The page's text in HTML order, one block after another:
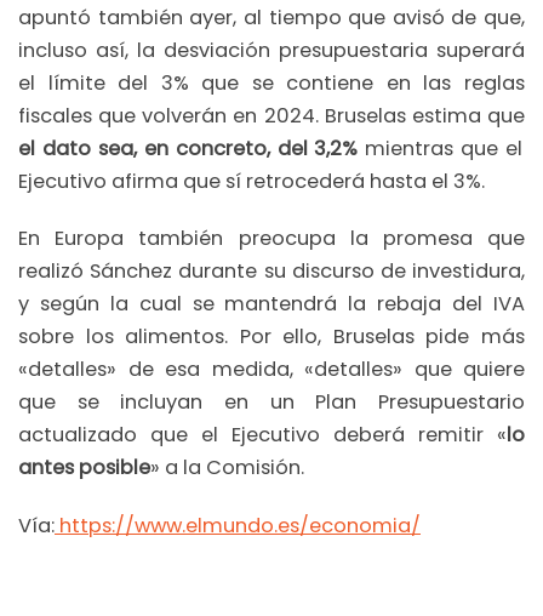
apuntó también ayer, al tiempo que avisó de que,
incluso así, la desviación presupuestaria superará
el límite del 3% que se contiene en las reglas
fiscales que volverán en 2024. Bruselas estima que
el dato sea, en concreto, del 3,2% mientras que el
Ejecutivo afirma que sí retrocederá hasta el 3%.
En Europa también preocupa la promesa que
realizó Sánchez durante su discurso de investidura,
y según la cual se mantendrá la rebaja del IVA
sobre los alimentos. Por ello, Bruselas pide más
«detalles» de esa medida, «detalles» que quiere
que se incluyan en un Plan Presupuestario
actualizado que el Ejecutivo deberá remitir «lo
antes posible» a la Comisión.
Vía: https://www.elmundo.es/economia/